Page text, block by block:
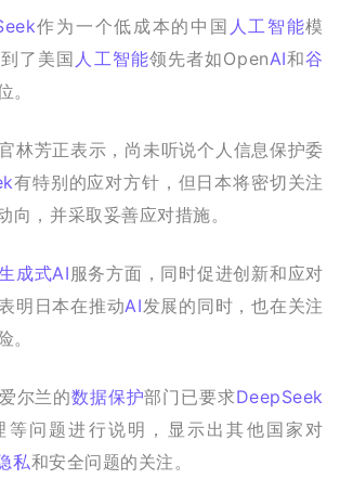
作为一个低成本的中国 人工智能模
了美国 人工智能领先者如OpenAI和谷
。
林芳正表示，尚未听说个人信息保护委
有特别的应对方针，但日本将密切关注
向，并采取妥善应对措施。
成式AI服务方面，同时促进创新和应对
明日本在推动AI发展的同时，也在关注
。
尔兰的数据保护部门已要求DeepSeek
等问题进行说明，显示出其他国家对
私和安全问题的关注。